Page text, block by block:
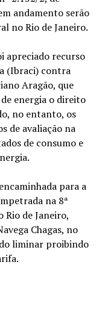
andamento serão
no Rio de Janeiro.
apreciado recurso
(Ibraci) contra
Aragão, que
energia o direito
no entanto, os
de avaliação na
de consumo e
para a
na 8ª
Rio de Janeiro,
Chagas, no
liminar proibindo